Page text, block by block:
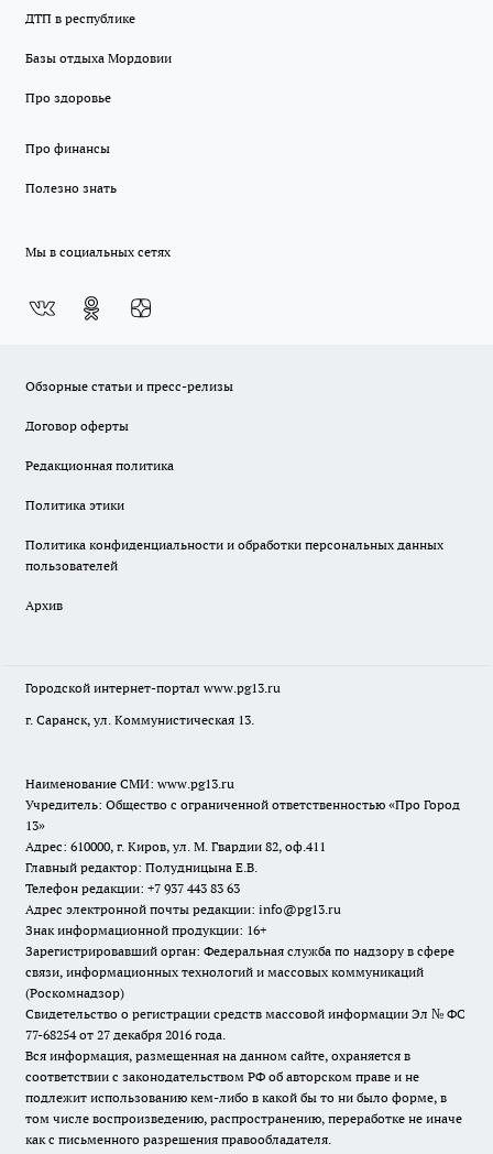
ДТП в республике
Базы отдыха Мордовии
Про здоровье
Про финансы
Полезно знать
Мы в социальных сетях
Обзорные статьи и пресс-релизы
Договор оферты
Редакционная политика
Политика этики
Политика конфиденциальности и обработки персональных данных
пользователей
Архив
Городской интернет-портал www.pg13.ru
г. Саранск, ул. Коммунистическая 13.
Наименование СМИ: www.pg13.ru
Учредитель: Общество с ограниченной ответственностью «Про Город
13»
Адрес: 610000, г. Киров, ул. М. Гвардии 82, оф.411
Главный редактор: Полудницына Е.В.
Телефон редакции: +7 937 443 83 63
Адрес электронной почты редакции: info@pg13.ru
Знак информационной продукции: 16+
Зарегистрировавший орган: Федеральная служба по надзору в сфере
связи, информационных технологий и массовых коммуникаций
(Роскомнадзор)
Свидетельство о регистрации средств массовой информации Эл № ФС
77-68254 от 27 декабря 2016 года.
Вся информация, размещенная на данном сайте, охраняется в
соответствии с законодательством РФ об авторском праве и не
подлежит использованию кем-либо в какой бы то ни было форме, в
том числе воспроизведению, распространению, переработке не иначе
как с письменного разрешения правообладателя.